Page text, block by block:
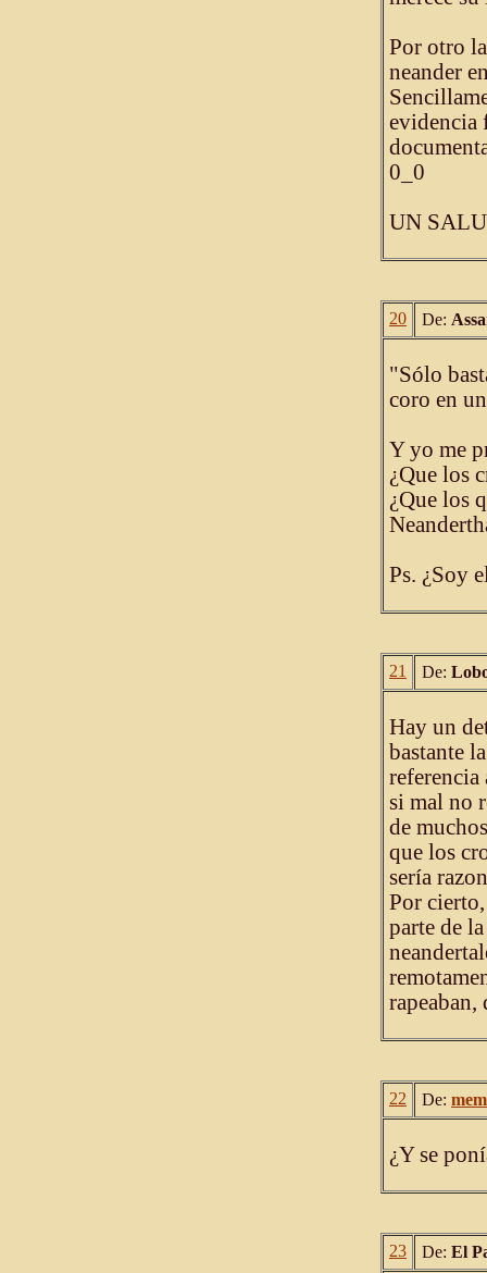
Por otro
neander
evidencia
0_0
UN
20 De:
"Sólo
coro en
Y yo me
¿Que los
¿Que los
Ps. ¿Soy
21 De:
Hay un
bastante
referencia
si mal no
de
que los
sería
Por
parte de
rapeaban,
22 De:
¿Y se
23 De: El